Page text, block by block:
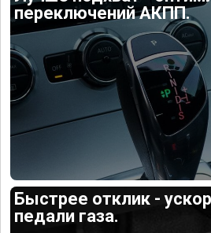
переключений АКПП.
Быстрее отклик -
педали газа.